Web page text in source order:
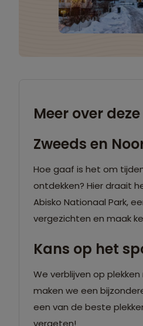
Meer over
Zweeds en
Hoe gaaf is het om
ontdekken? Hier draait
Abisko Nationaal Park,
vergezichten en maak
Kans op het
We verblijven op
maken we een
een van de beste
vergeten!